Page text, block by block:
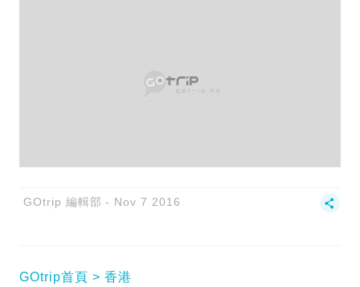
GOtrip 編輯部 Nov 7 2016
GOtrip首頁 香港